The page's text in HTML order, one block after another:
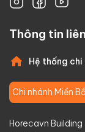
Thông tin
Hệ thống chi
Chi nhánh Miền
Horecavn